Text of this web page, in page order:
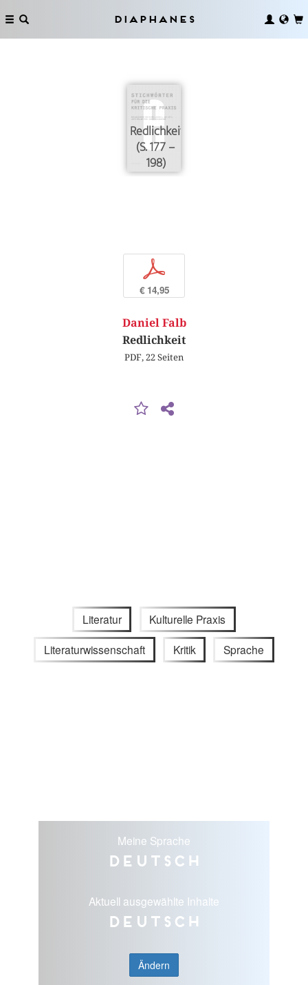
Diaphanes
Redlichkeit
(S. 177 –
198)
p
€ 14,95
Daniel Falb
Redlichkeit
PDF, 22 Seiten
Literatur Kulturelle Praxis
Literaturwissenschaft Kritik Sprache
Meine Sprache
Deutsch
Aktuell ausgewählte Inhalte
Deutsch
Ändern